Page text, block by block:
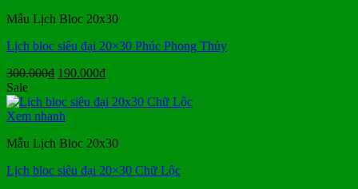
Mẫu Lịch Bloc 20x30
Lịch bloc siêu đại 20×30 Phúc Phong Thủy
300.000₫ Giá
là:
300.000₫.
190.000₫Giá
tại
Sale
Xem nhanh
Mẫu Lịch Bloc 20x30
Lịch bloc siêu đại 20×30 Chữ Lộc